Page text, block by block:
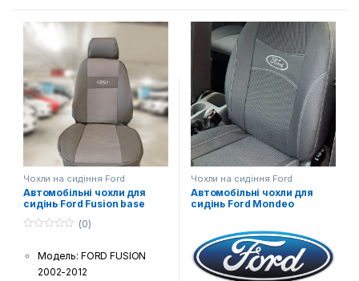
спинка, підголовники (за
комплектацією автівки),
підлокітники і фальшпанелі
(якщо є у моделі)
Шов: Подвійна відстрочка
Лого: Логотип марки авто
на чохлах для передніх
сидінь
Чохли на сидіння Ford
Автомобільні чохли для
сидінь Ford Fusion base
5
(0)
Модель: FORD FUSION
2002-2012
Чохли на сидіння Ford
Автомобільні чохли для
сидінь Ford Mondeo